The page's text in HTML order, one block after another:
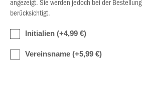
angezeigt. Sie werden jedoch bei der Bestellung
berücksichtigt.
Initialien (+4,99 €)
Vereinsname (+5,99 €)